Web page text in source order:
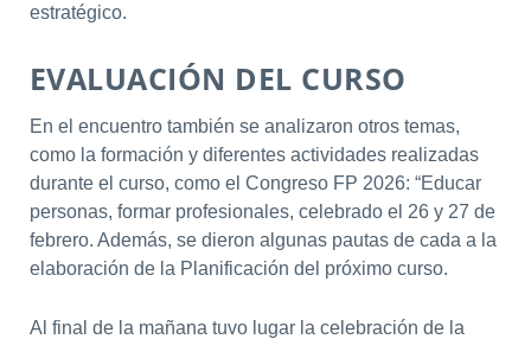
estratégico.
EVALUACIÓN DEL CURSO
En el encuentro también se analizaron otros temas,
como la formación y diferentes actividades realizadas
durante el curso, como el Congreso FP 2026: “Educar
personas, formar profesionales, celebrado el 26 y 27 de
febrero. Además, se dieron algunas pautas de cada a la
elaboración de la Planificación del próximo curso.
Al final de la mañana tuvo lugar la celebración de la